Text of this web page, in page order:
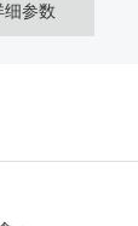
细参数